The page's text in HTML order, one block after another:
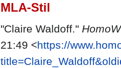
MLA-Stil
"Claire Waldoff."
21:49 <https://